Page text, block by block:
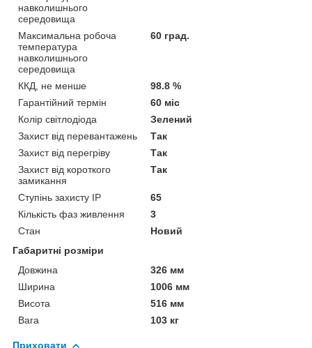
навколишнього
середовища
Максимальна робоча
температура
навколишнього
середовища
60 град.
ККД, не менше
98.8 %
Гарантійний термін
60 міс
Колір світлодіода
Зелений
Захист від перевантажень
Так
Захист від перегріву
Так
Захист від короткого
замикання
Так
Ступінь захисту IP
65
Кількість фаз живлення
3
Стан
Новий
Габаритні розміри
Довжина
326 мм
Ширина
1006 мм
Висота
516 мм
Вага
103 кг
Приховати